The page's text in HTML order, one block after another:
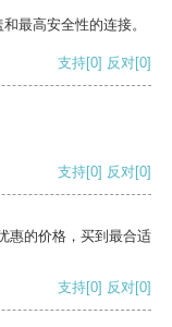
最高安全性的连接。
支持[0] 反对[0]
支持[0] 反对[0]
惠的价格，买到最合适
支持[0] 反对[0]